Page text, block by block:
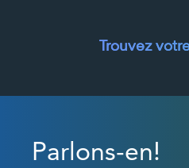
Trouvez
Parlons-en!